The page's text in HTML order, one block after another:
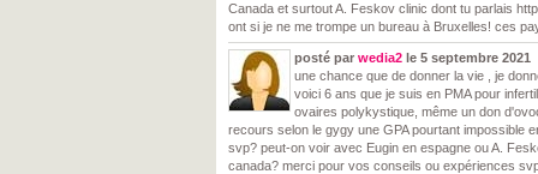
Canada et surtout A. Feskov clinic dont tu parlais
ont si je ne me trompe un bureau à Bruxelles! ces
posté par wedia2 le 5 septembre 2021
une chance que de donner la vie , je
voici 6 ans que je suis en PMA pour
ovaires polykystique, même un don
recours selon le gygy une GPA pourtant impossible
svp? peut-on voir avec Eugin en espagne ou A.
canada? merci pour vos conseils ou expériences